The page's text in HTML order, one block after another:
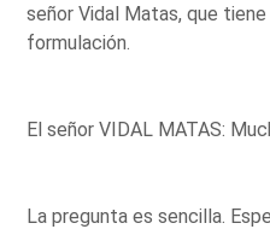
señor Vidal Matas, que tiene
formulación.
El señor VIDAL MATAS:
La pregunta es sencilla.